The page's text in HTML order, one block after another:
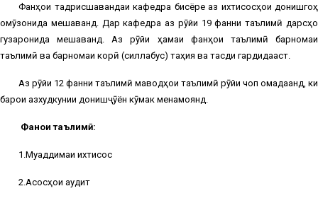
Фанҳои тадрисшавандаи кафедра бисёре аз ихтисосҳои донишгоҳ
омӯзонида мешаванд. Дар кафедра аз рӯйи 19 фанни таълимӣ дарсҳо
гузаронида мешаванд. Аз рӯйи ҳамаи фанҳои таълимӣ барномаи
таълимӣ ва барномаи корӣ (силлабус) таҳия ва тасдиқ гардидааст.
Аз рӯйи 12 фанни таълимӣ маводҳои таълимӣ рӯйи чоп омадаанд, ки
барои азхудкунии донишҷӯён кӯмак менамоянд.
Фанҳои таълимӣ:
1.Муқаддимаи ихтисос
2.Асосҳои аудит